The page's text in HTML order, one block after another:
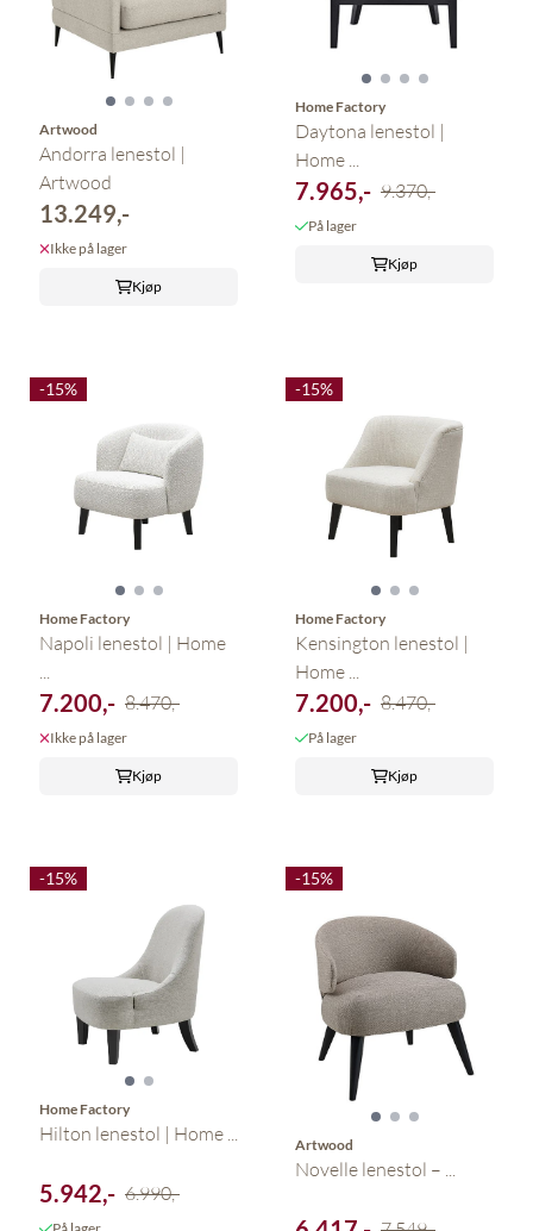
Artwood
Andorra lenestol |
Artwood
13.249,-
Ikke på lager
Kjøp
Home Factory
Daytona lenestol |
Home ...
7.965,- 9.370,-
På lager
Kjøp
-15%
Home Factory
Napoli lenestol | Home
...
7.200,- 8.470,-
Ikke på lager
Kjøp
-15%
Home Factory
Kensington lenestol |
Home ...
7.200,- 8.470,-
På lager
Kjøp
-15%
Home Factory
Hilton lenestol | Home ...
5.942,- 6.990,-
-15%
Artwood
Novelle lenestol – ...